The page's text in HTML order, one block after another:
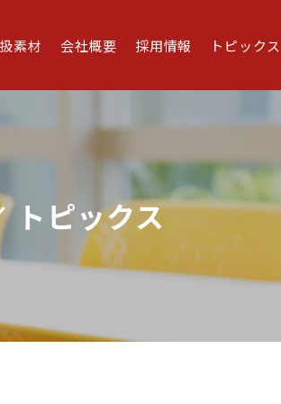
素材 会社概要 採用情報 トピックス
トピックス